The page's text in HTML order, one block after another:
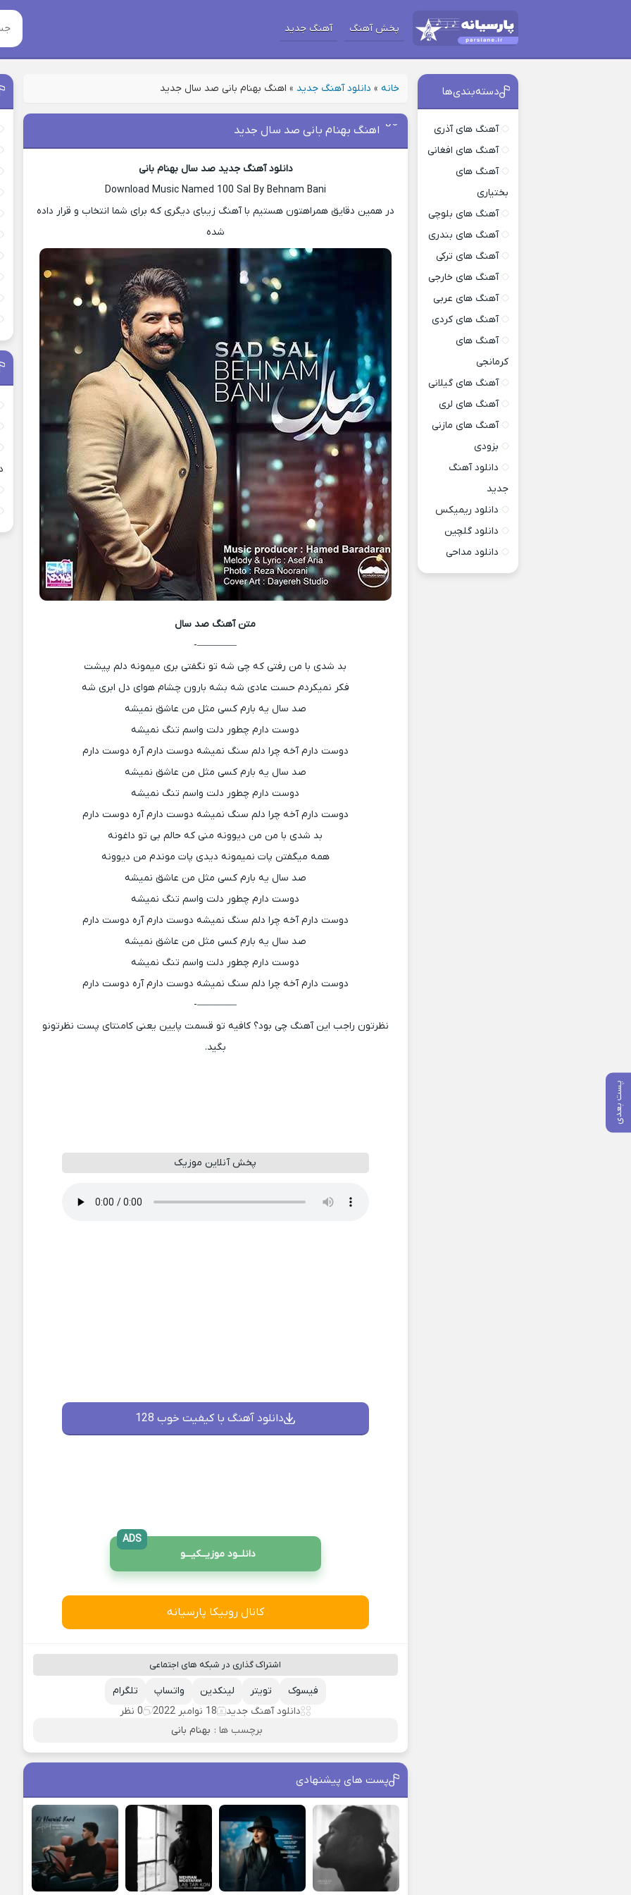
پخش آهنگ آهنگ جدید
خانه » دانلود آهنگ جدید » اهنگ بهنام بانی صد سال جدید
پست بعدی
اهنگ بهنام بانی صد سال جدید
دانلود آهنگ جدید صد سال بهنام بانی
Download Music Named 100 Sal By Behnam Bani
در همین دقایق همراهتون هستیم با آهنگ زیبای دیگری که برای شما انتخاب و قرار داده
شده
متن آهنگ صد سال
————-
بد شدی با من رفتی که چی شه تو نگفتی بری میمونه دلم پیشت
فکر نمیکردم حست عادی شه بشه بارون چشام هوای دل ابری شه
صد سال یه بارم کسی مثل من عاشق نمیشه
دوست دارم چطور دلت واسم تنگ نمیشه
دوست دارم آخه چرا دلم سنگ نمیشه دوست دارم آره دوست دارم
صد سال یه بارم کسی مثل من عاشق نمیشه
دوست دارم چطور دلت واسم تنگ نمیشه
دوست دارم آخه چرا دلم سنگ نمیشه دوست دارم آره دوست دارم
بد شدی با من من دیوونه منی که حالم بی تو داغونه
همه میگفتن پات نمیمونه دیدی پات موندم من دیوونه
صد سال یه بارم کسی مثل من عاشق نمیشه
دوست دارم چطور دلت واسم تنگ نمیشه
دوست دارم آخه چرا دلم سنگ نمیشه دوست دارم آره دوست دارم
صد سال یه بارم کسی مثل من عاشق نمیشه
دوست دارم چطور دلت واسم تنگ نمیشه
دوست دارم آخه چرا دلم سنگ نمیشه دوست دارم آره دوست دارم
————-
نظرتون راجب این آهنگ چی بود؟ کافیه تو قسمت پایین یعنی کامنتای پست نظرتونو
بگید.
پخش آنلاین موزیک
دانلود آهنگ با کیفیت خوب 128
دانلــود موزیــکیـــو
ADS
کانال روبیکا پارسیانه
اشتراک گذاری در شبکه های اجتماعی
تلگرام واتساپ لینکدین تویتر
فیسوک
دانلود آهنگ جدید
18 نوامبر 2022
0 نظر
برچسب ها : بهنام بانی
پست های پیشنهادی
دسته‌بندی‌ها
آهنگ های آذری
آهنگ های افغانی
آهنگ های
بختیاری
آهنگ های بلوچی
آهنگ های بندری
آهنگ های ترکی
آهنگ های خارجی
آهنگ های عربی
آهنگ های کردی
آهنگ های
کرمانجی
آهنگ های گیلانی
آهنگ های لری
آهنگ های مازنی
بزودی
دانلود آهنگ
جدید
دانلود ریمیکس
دانلود گلچین
دانلود مداحی